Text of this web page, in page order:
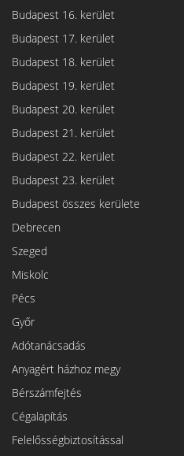
Budapest 16. kerület
Budapest 17. kerület
Budapest 18. kerület
Budapest 19. kerület
Budapest 20. kerület
Budapest 21. kerület
Budapest 22. kerület
Budapest 23. kerület
Budapest összes kerülete
Debrecen
Szeged
Miskolc
Pécs
Győr
Adótanácsadás
Anyagért házhoz megy
Bérszámfejtés
Cégalapítás
Felelősségbiztosítással